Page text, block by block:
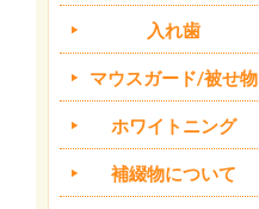
入れ歯
マウスガード/被せ物
ホワイトニング
補綴物について